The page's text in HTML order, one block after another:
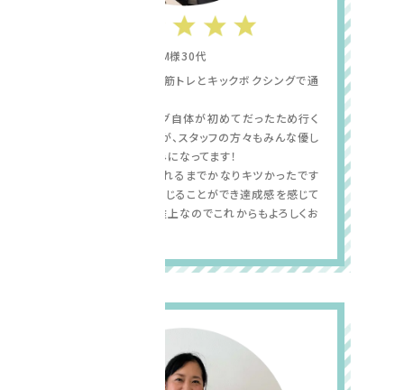
M様30代
昨年からパーソナルの筋トレとキックボクシングで通
パーソナルトレーニング自体が初めてだったため行く
前は不安がありましたが、スタッフの方々もみんな優し
く今では行くのが楽しみになってます！
トレーニング自体は慣れるまでかなりキツかったです
が徐々に体の変化も感じることができ達成感を感じて
います。まだまだ発展途上なのでこれからもよろしくお